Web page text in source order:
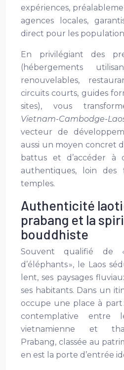
expériences,
agences locales,
direct pour les
En privilégiant des
(hébergements
renouvelables,
circuits courts, guides
sites), vous
Vietnam-Cambodge-
vecteur de
aussi un moyen concret
battus et d’accéder à
authentiques, loin des
temples.
Authenticité
prabang et la
bouddhiste
Souvent qualifié de
d’éléphants », le Laos
lent, ses paysages
ses habitants. Dans un
occupe une place à part
contemplative entre
vietnamienne et
Prabang, classée au
en est la porte d’entrée